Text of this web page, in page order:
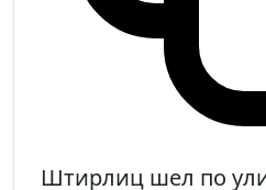
Штирлиц шел по